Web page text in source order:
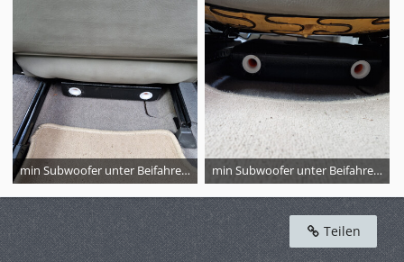
min Subwoofer unter Beifahrersitz min Subwoofer unter Beifahrersitz
Teilen